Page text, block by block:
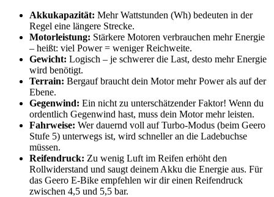
Akkukapazität: Mehr Wattstunden (Wh) bedeuten in der
Regel eine längere Strecke.
Motorleistung: Stärkere Motoren verbrauchen mehr Energie
– heißt: viel Power = weniger Reichweite.
Gewicht: Logisch – je schwerer die Last, desto mehr Energie
wird benötigt.
Terrain: Bergauf braucht dein Motor mehr Power als auf der
Ebene.
Gegenwind: Ein nicht zu unterschätzender Faktor! Wenn du
ordentlich Gegenwind hast, muss dein Motor mehr leisten.
Fahrweise: Wer dauernd voll auf Turbo-Modus (beim Geero
Stufe 5) unterwegs ist, wird schneller an die Ladebuchse
müssen.
Reifendruck: Zu wenig Luft im Reifen erhöht den
Rollwiderstand und saugt deinem Akku die Energie aus. Für
das Geero E-Bike empfehlen wir dir einen Reifendruck
zwischen 4,5 und 5,5 bar.